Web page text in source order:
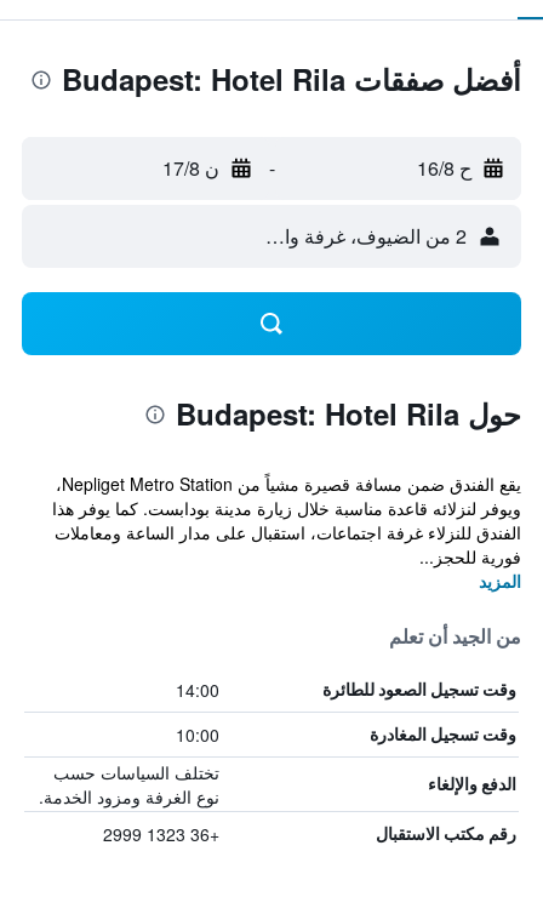
أفضل صفقات Budapest: Hotel Rila
ح 16/8 - ن 17/8
2 من الضيوف، غرفة واحدة
حول Budapest: Hotel Rila
يقع الفندق ضمن مسافة قصيرة مشياً من Nepliget Metro Station،
ويوفر لنزلائه قاعدة مناسبة خلال زيارة مدينة بودابست. كما يوفر هذا
الفندق للنزلاء غرفة اجتماعات، استقبال على مدار الساعة ومعاملات
فورية للحجز...
المزيد
من الجيد أن تعلم
وقت تسجيل الصعود للطائرة 14:00
وقت تسجيل المغادرة 10:00
الدفع والإلغاء
تختلف السياسات حسب
نوع الغرفة ومزود الخدمة.
رقم مكتب الاستقبال +36 1323 2999